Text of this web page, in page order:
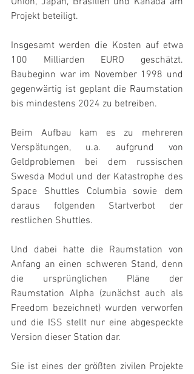
Projekt beteiligt.
Insgesamt werden die Kosten auf etwa
100 Milliarden EURO geschätzt.
Baubeginn war im November 1998 und
gegenwärtig ist geplant die Raumstation
bis mindestens 2024 zu betreiben.
Beim Aufbau kam es zu mehreren
Verspätungen, u.a. aufgrund von
Geldproblemen bei dem russischen
Swesda Modul und der Katastrophe des
Space Shuttles Columbia sowie dem
daraus folgenden Startverbot der
restlichen Shuttles.
Und dabei hatte die Raumstation von
Anfang an einen schweren Stand, denn
die ursprünglichen Pläne der
Raumstation Alpha (zunächst auch als
Freedom bezeichnet) wurden verworfen
und die ISS stellt nur eine abgespeckte
Version dieser Station dar.
Sie ist eines der größten zivilen Projekte